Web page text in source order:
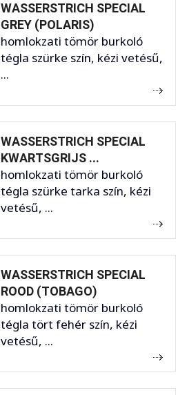
WASSERSTRICH SPECIAL
GREY (POLARIS)
homlokzati tömör burkoló
tégla szürke szín, kézi vetésű,
...
WASSERSTRICH SPECIAL
KWARTSGRIJS ...
homlokzati tömör burkoló
tégla szürke tarka szín, kézi
vetésű, ...
WASSERSTRICH SPECIAL
ROOD (TOBAGO)
homlokzati tömör burkoló
tégla tört fehér szín, kézi
vetésű, ...